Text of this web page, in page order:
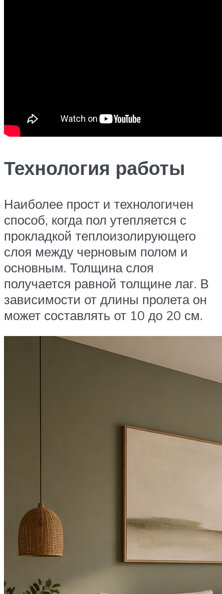
Технология работы
Наиболее прост и технологичен
способ, когда пол утепляется с
прокладкой теплоизолирующего
слоя между черновым полом и
основным. Толщина слоя
получается равной толщине лаг. В
зависимости от длины пролета он
может составлять от 10 до 20 см.